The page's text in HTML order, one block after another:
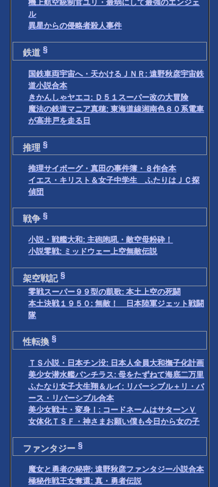
機上航空統制官ユリ・最弱にして最強のエンジェ
ル
異星からの侵略者殺人事件
鉄道 §
国鉄車両宇宙へ・天かけるＪＮＲ: 遠野秋彦宇宙鉄
道小説合本
きかんしゃヤエコ: Ｄ５１スーパー改の大冒険
魔法の鉄道マニア真穂: 東海道線湘南色８０系電車
が高井戸を走る日
推理 §
推理サイボーグ・真田の事件簿・８作合本
イエス・キリスト＆女子中学生 ふたりはＪＣ探
偵団
戦争 §
小説・戦艦大和: 主砲咆吼・敵空母粉砕！
小説零戦: ミッドウェー上空無敵伝説
架空戦記 §
零戦スーパー９９型の凱歌: 本土上空の死闘
本土決戦１９５０: 無敵！ 日本陸軍ジェット戦闘
隊
性転換 §
ＴＳ小説・日本チン没: 日本人全員大和撫子化計画
美少女潜水艦パンチラス: 母をたずねて海底二万里
ふたなり女子大生翔＆ルイ: リバーシブル＋リ・バ
ース・リバーシブル合本
美少女戦士・変身！: コードネームはサターンＶ
女体化ＴＳＦ・神さまお願い僕も今日から女の子
ファンタジー §
魔女と勇者の秘密: 遠野秋彦ファンタジー小説合本
極秘作戦王女奪還: 真・勇者伝説